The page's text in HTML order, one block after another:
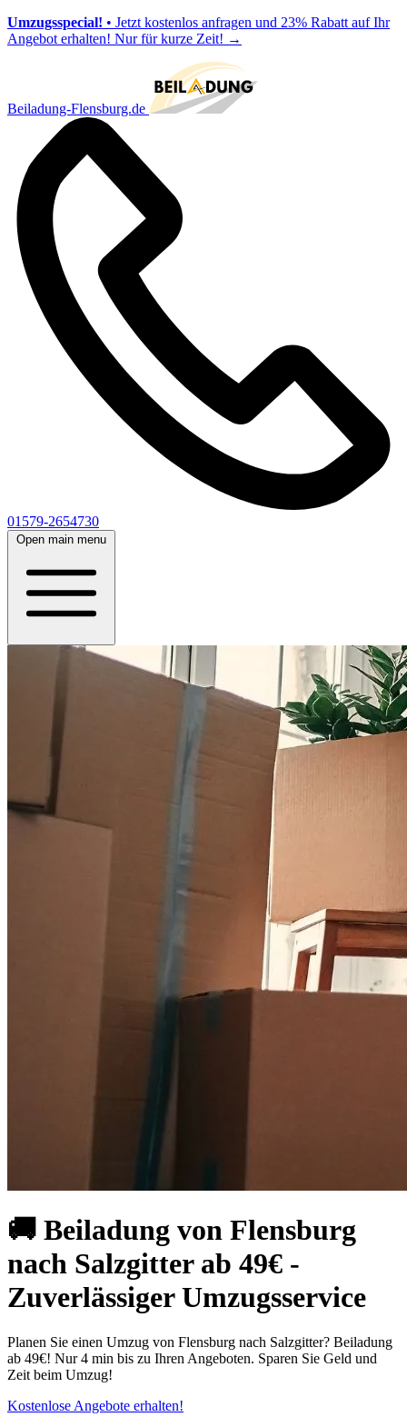
Umzugsspecial! • Jetzt kostenlos anfragen und 23% Rabatt auf Ihr
Angebot erhalten! Nur für kurze Zeit! →
Beiladung-Flensburg.de
01579-2654730
Open main menu
🚚 Beiladung von Flensburg
nach Salzgitter ab 49€ -
Zuverlässiger Umzugsservice
Planen Sie einen Umzug von Flensburg nach Salzgitter? Beiladung
ab 49€! Nur 4 min bis zu Ihren Angeboten. Sparen Sie Geld und
Zeit beim Umzug!
Kostenlose Angebote erhalten!